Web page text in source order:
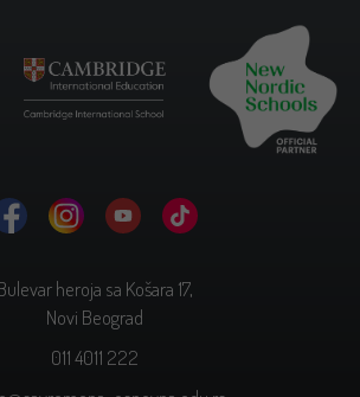
heroja sa Košara 17,
Novi Beograd
011 4011 222